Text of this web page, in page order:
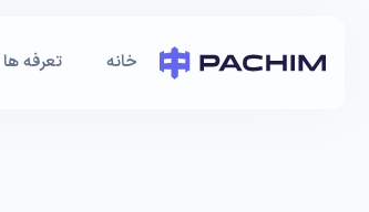
خانه تعرفه ها